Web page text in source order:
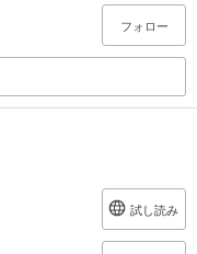
フォロー
試し読み